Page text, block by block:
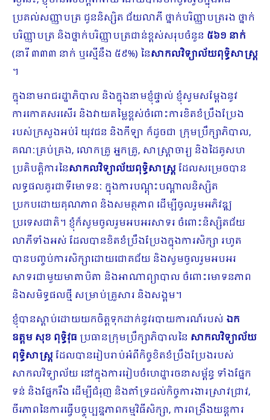
ប្រគល់សញ្ញាបត្រ ជូននិស្សិត ជ័យលាភី ថ្នាក់បរិញ្ញាបត្ររង ថ្នាក់
បរិញ្ញាបត្រ និងថ្នាក់បរិញ្ញាបត្រជាន់ខ្ពស់សរុបចំនួន ៥៦១ នាក់
(នារី ៣៣៣ នាក់ ឬស្មើនឹង​ ៥៩%) នៃសាកលវិទ្យាល័យពុទ្ធិសាស្ត្រ
។
ក្នុងនាមរាជរដ្ឋាភិបាល និងក្នុងនាមខ្ញុំផ្ទាល់ ខ្ញុំសូមសម្តែងនូវ
ការកោតសរសើរ និងវាយតម្លៃខ្ពស់ចំពោះកា​រខិតខំប្រឹងប្រែង
របស់ក្រសួងអប់រំ យុវជន និងកីឡា ក៏ដូចជា ក្រុមប្រឹក្សាភិបាល,
គណៈគ្រប់គ្រង, លោកគ្រូ អ្នកគ្រូ, សាស្រ្តាចារ្យ និងដៃគូសហ
ប្រតិបត្តិការនៃសាកលវិទ្យាល័យពុទ្ធិសាស្ត្រ​ដែលសម្រេចបាន
លទ្ធផលគួរជាទីមោទនៈ ក្នុងការបណ្តុះបណ្តាលនិស្សិត
ប្រកបដោយគុណភាព និងសមត្ថភាព ដើម្បីចូលរួមអភិវឌ្ឍ
ប្រទេសជាតិ។ ខ្ញុំ​ក៏សូម​ចូលរួមអបអរសាទរ ចំពោះនិស្សិតជ័យ
លាភីទាំងអស់ ដែលបានខិតខំប្រឹងប្រែងក្នុងការសិក្សា រហូត
បានបញ្ចប់ការសិក្សាដោយជោគជ័យ និងសូមចូលរួមអបអរ
សាទរជាមួយមាតាបិតា និងអាណាព្យាបាល ចំពោះមោទនភាព
និងសមិទ្ធផលថ្មី សម្រាប់​គ្រួសារ និងសង្គម។
ខ្ញុំបានស្តាប់ដោយយកចិត្តទុកដាក់នូវរបាយការណ៍របស់ ​ឯក
ឧត្តម សុខ ពុទ្ធិវុធប្រធានក្រុមប្រឹក្សាភិបាលនៃ សាកលវិទ្យាល័យ
ពុទ្ធិសាស្ត្រដែល​បានរៀបរាប់​អំពីកិច្ចខិតខំប្រឹងប្រែងរបស់
សាកលវិទ្យាល័យ នៅក្នុងការរៀប​ចំហេដ្ឋារចនាសម្ព័ន្ធ ទាំងផ្នែក
ទន់ និងផ្នែករឹង ដើម្បីជំរុញ និងគាំទ្រ​ដល់​កិច្ចការងារស្រាវជ្រាវ,
ចីរភាពនៃ​ការ​ធ្វើបច្ចុប្បន្នភាពកម្មវិធីសិក្សា, ការពង្រឹងយន្តការ